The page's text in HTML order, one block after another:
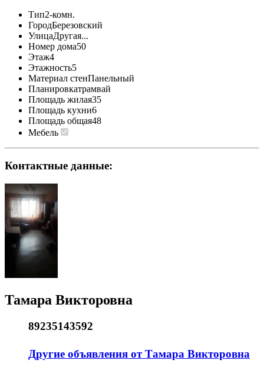
Тип2-комн.
ГородБерезовский
УлицаДругая...
Номер дома50
Этаж4
Этажность5
Материал стенПанельный
Планировкатрамвай
Площадь жилая35
Площадь кухни6
Площадь общая48
Мебель
Контактные данные:
Тамара Викторовна
89235143592
Другие объявления от Тамара Викторовна